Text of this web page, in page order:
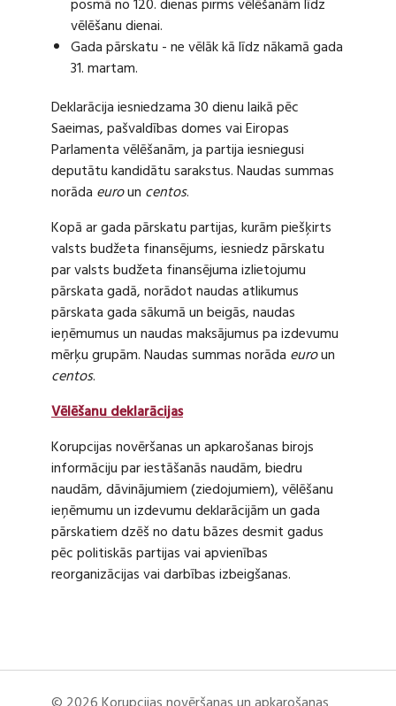
vēlēšanu dienai.
Gada pārskatu - ne vēlāk kā līdz nākamā gada
31. martam.
Deklarācija iesniedzama 30 dienu laikā pēc
Saeimas, pašvaldības domes vai Eiropas
Parlamenta vēlēšanām, ja partija iesniegusi
deputātu kandidātu sarakstus. Naudas summas
norāda euroun centos.
Kopā ar gada pārskatu partijas, kurām piešķirts
valsts budžeta finansējums, iesniedz pārskatu
par valsts budžeta finansējuma izlietojumu
pārskata gadā, norādot naudas atlikumus
pārskata gada sākumā un beigās, naudas
ieņēmumus un naudas maksājumus pa izdevumu
mērķu grupām. Naudas summas norāda euroun
centos.
Vēlēšanu deklarācijas
Korupcijas novēršanas un apkarošanas birojs
informāciju par iestāšanās naudām, biedru
naudām, dāvinājumiem (ziedojumiem), vēlēšanu
ieņēmumu un izdevumu deklarācijām un gada
pārskatiem dzēš no datu bāzes desmit gadus
pēc politiskās partijas vai apvienības
reorganizācijas vai darbības izbeigšanas.